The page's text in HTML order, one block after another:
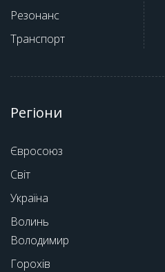
Резонанс
Транспорт
Регіони
Євросоюз
Світ
Україна
Волинь
Володимир
Горохів